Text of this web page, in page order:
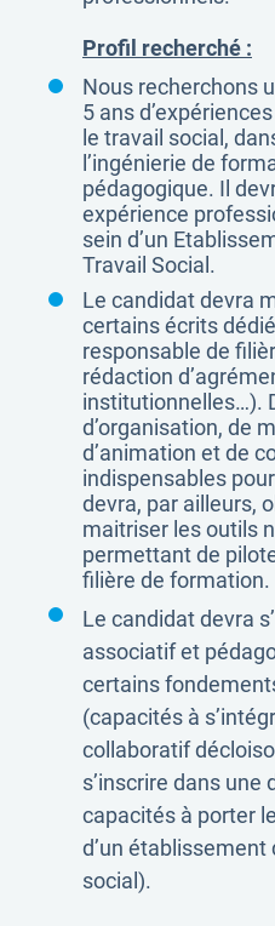
Profil recherché :
Nous recherchons
5 ans
le travail social,
l’ingénierie de
pédagogique. Il
expérience
sein d’un
Travail Social.
Le candidat devra
certains écrits
responsable de
rédaction
institutionnelles…).
d’organisation, de
d’animation et de
indispensables
devra, par ailleurs,
maitriser les outils
permettant de
filière de formation.
Le candidat devra
associatif et
certains
(capacités à
collaboratif
s’inscrire dans une
capacités à porter
d’un établissement
social).